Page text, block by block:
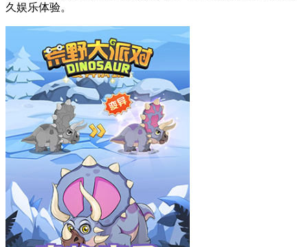
久娱乐体验。